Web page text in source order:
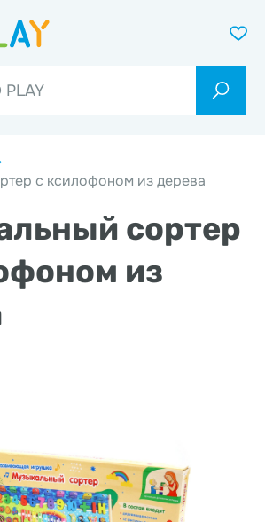
с ксилофоном из дерева
сортер
из